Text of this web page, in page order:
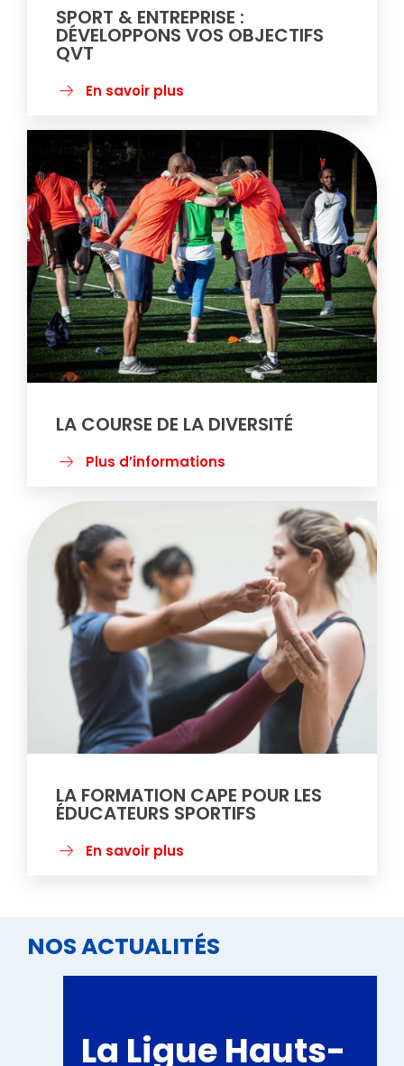
SPORT & ENTREPRISE :
DÉVELOPPONS VOS OBJECTIFS
QVT
En savoir plus
LA COURSE DE LA DIVERSITÉ
Plus d’informations
LA FORMATION CAPE POUR LES
ÉDUCATEURS SPORTIFS
En savoir plus
NOS ACTUALITÉS
La Ligue Hauts-